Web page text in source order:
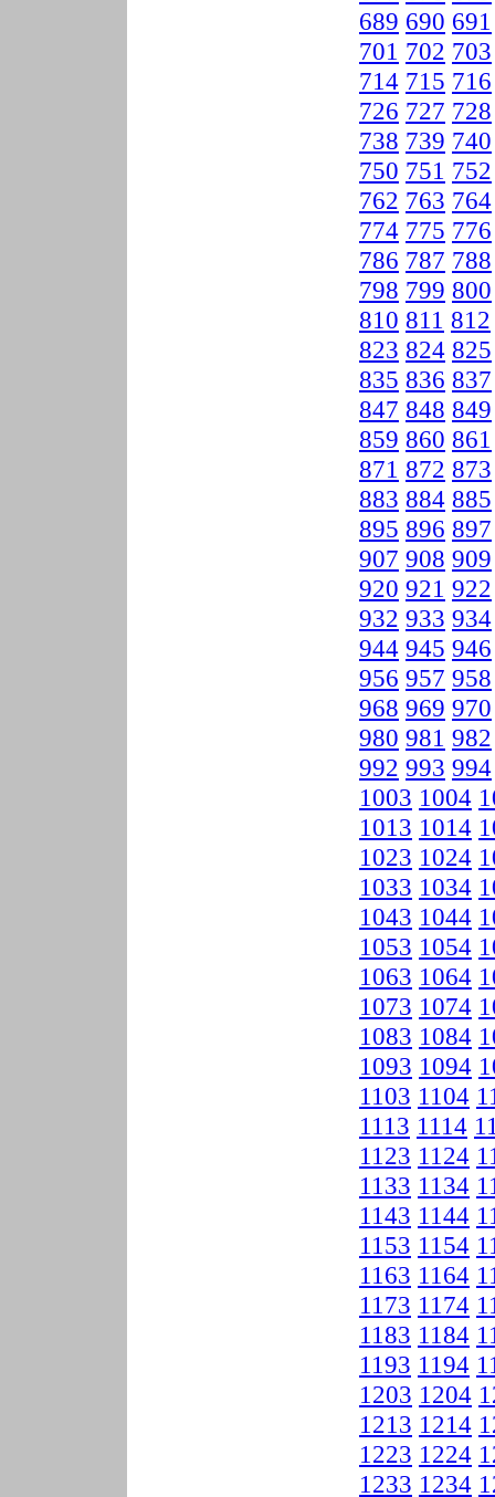
689 690 691
701 702 703
714 715 716
726 727 728
738 739 740
750 751 752
762 763 764
774 775 776
786 787 788
798 799 800
810 811 812
823 824 825
835 836 837
847 848 849
859 860 861
871 872 873
883 884 885
895 896 897
907 908 909
920 921 922
932 933 934
944 945 946
956 957 958
968 969 970
980 981 982
992 993 994
1003 1004
1013 1014
1023 1024
1033 1034
1043 1044
1053 1054
1063 1064
1073 1074
1083 1084
1093 1094
1103 1104
1113 1114
1123 1124
1133 1134
1143 1144
1153 1154
1163 1164
1173 1174
1183 1184
1193 1194
1203 1204
1213 1214
1223 1224
1233 1234